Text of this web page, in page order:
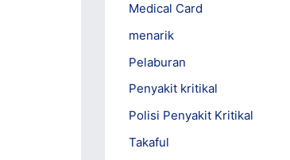
Medical Card
menarik
Pelaburan
Penyakit kritikal
Polisi Penyakit Kritikal
Takaful